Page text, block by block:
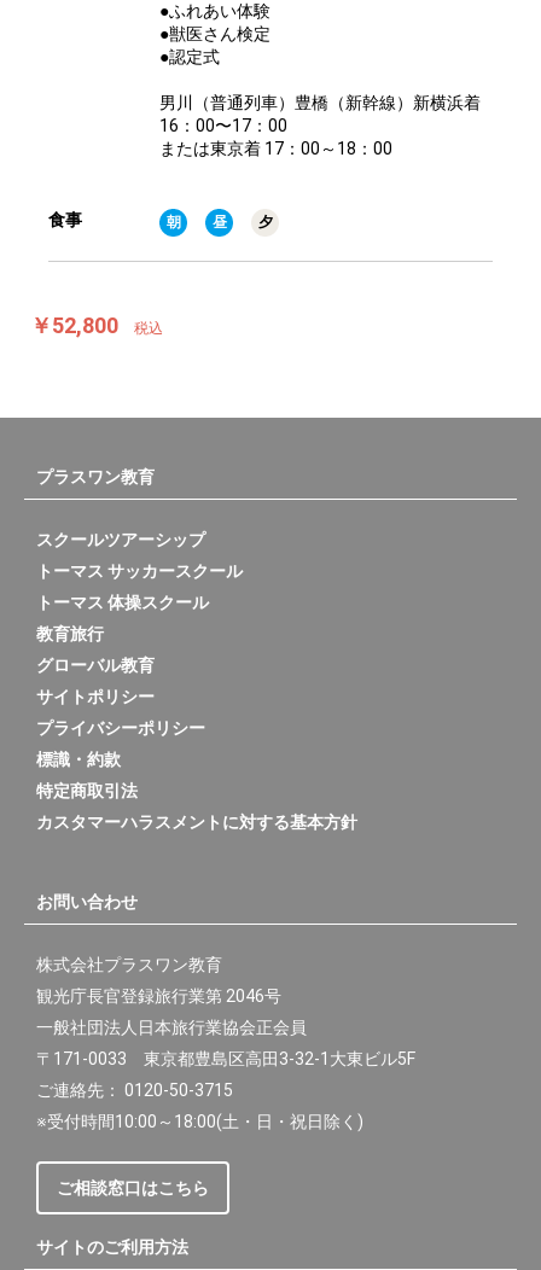
●ふれあい体験
●獣医さん検定
●認定式
男川（普通列車）豊橋（新幹線）新横浜着
16：00〜17：00
または東京着 17：00～18：00
食事 朝 昼 夕
￥52,800 税込
プラスワン教育
スクールツアーシップ
トーマス サッカースクール
トーマス 体操スクール
教育旅行
グローバル教育
サイトポリシー
プライバシーポリシー
標識・約款
特定商取引法
カスタマーハラスメントに対する基本方針
お問い合わせ
株式会社プラスワン教育
観光庁長官登録旅行業第 2046号
一般社団法人日本旅行業協会正会員
〒171-0033 東京都豊島区高田3-32-1大東ビル5F
ご連絡先： 0120-50-3715
※受付時間10:00～18:00(土・日・祝日除く)
ご相談窓口はこちら
サイトのご利用方法